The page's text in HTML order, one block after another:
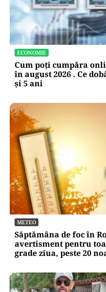
ECONOMIE
Cum poți cumpăra
în august 2026 . Ce
și 5 ani
METEO
Săptămâna de foc în
avertisment pentru
grade ziua, peste 20